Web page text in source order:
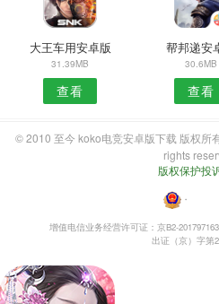
大王车用安卓版
31.39MB
查看
帮邦递安
30.6MB
查看
© 2010 至今 koko电竞安卓版下载 版权
rights
版权保护投
・
增值电信业务经营许可证：京B2-201797163
出证（京）字第